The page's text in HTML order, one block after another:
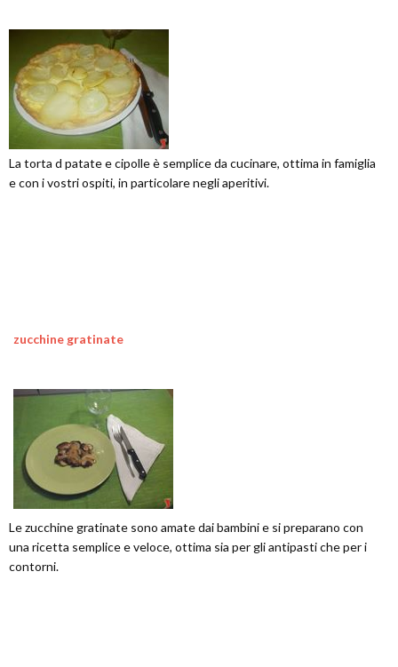
La torta d patate e cipolle è semplice da cucinare, ottima in famiglia
e con i vostri ospiti, in particolare negli aperitivi.
zucchine gratinate
Le zucchine gratinate sono amate dai bambini e si preparano con
una ricetta semplice e veloce, ottima sia per gli antipasti che per i
contorni.